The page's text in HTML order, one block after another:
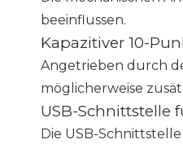
beeinflussen.
Kapazitiver 10-
Angetrieben durch
möglicherweise
USB-Schnittstelle
Die USB-